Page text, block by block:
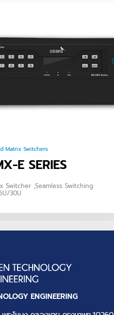
Matrix Switchers
E SERIES
Switcher ,Seamless Switching
30U
ENGINEERING